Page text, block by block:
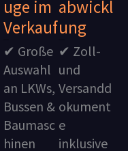
uge im
Verkauf
✔ Große
Auswahl
an LKWs,
Bussen &
Baumasc
hinen
abwickl
ung
✔ Zoll-
und
Versandd
okument
e
inklusive